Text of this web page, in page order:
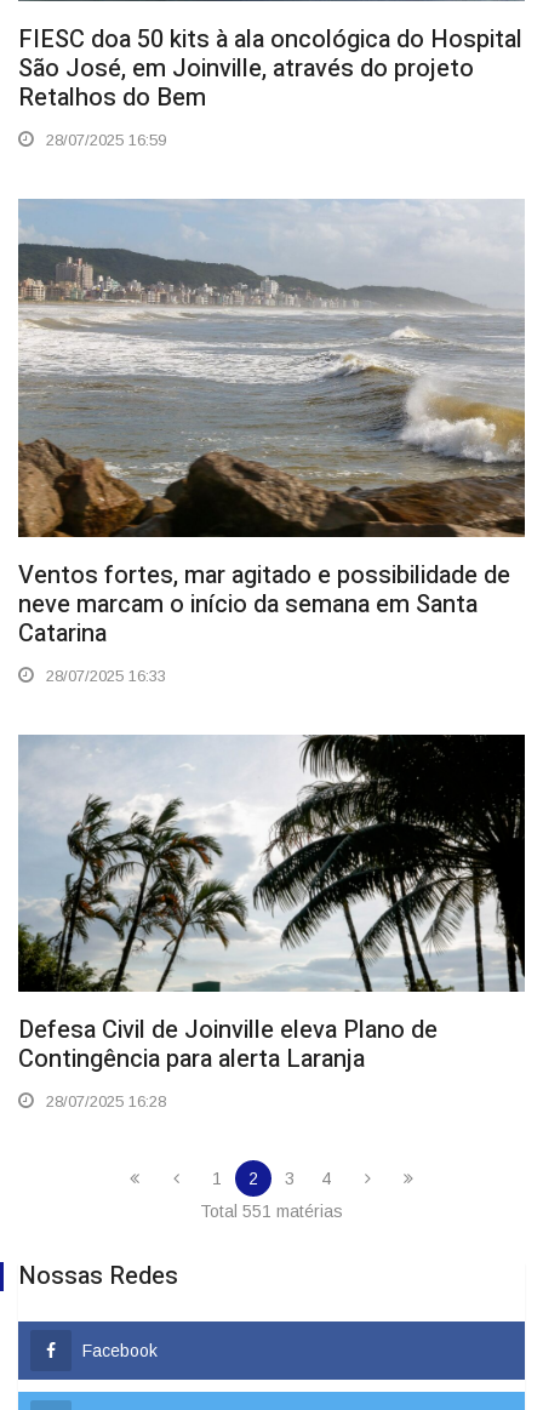
FIESC doa 50 kits à ala oncológica do Hospital
São José, em Joinville, através do projeto
Retalhos do Bem
28/07/2025 16:59
Ventos fortes, mar agitado e possibilidade de
neve marcam o início da semana em Santa
Catarina
28/07/2025 16:33
Defesa Civil de Joinville eleva Plano de
Contingência para alerta Laranja
28/07/2025 16:28
1 2 3
4
Total 551 matérias
Nossas Redes
Facebook